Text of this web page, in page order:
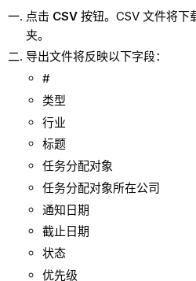
点击 CSV按钮。CSV 文件将下
夹。
导出文件将反映以下字段：
#
类型
行业
标题
任务分配对象
任务分配对象所在公司
通知日期
截止日期
状态
优先级